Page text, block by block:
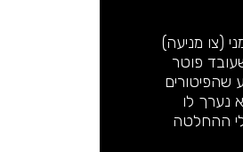
(צו מניעה)
פוטר
שהפיטורים
נערך לו
ההחלטה